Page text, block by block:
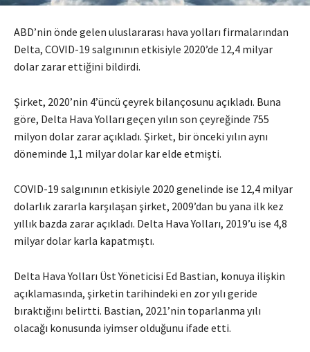
ABD’nin önde gelen uluslararası hava yolları firmalarından
Delta, COVID-19 salgınının etkisiyle 2020’de 12,4 milyar
dolar zarar ettiğini bildirdi.
Şirket, 2020’nin 4’üncü çeyrek bilançosunu açıkladı. Buna
göre, Delta Hava Yolları geçen yılın son çeyreğinde 755
milyon dolar zarar açıkladı. Şirket, bir önceki yılın aynı
döneminde 1,1 milyar dolar kar elde etmişti.
COVID-19 salgınının etkisiyle 2020 genelinde ise 12,4 milyar
dolarlık zararla karşılaşan şirket, 2009’dan bu yana ilk kez
yıllık bazda zarar açıkladı. Delta Hava Yolları, 2019’u ise 4,8
milyar dolar karla kapatmıştı.
Delta Hava Yolları Üst Yöneticisi Ed Bastian, konuya ilişkin
açıklamasında, şirketin tarihindeki en zor yılı geride
bıraktığını belirtti. Bastian, 2021’nin toparlanma yılı
olacağı konusunda iyimser olduğunu ifade etti.